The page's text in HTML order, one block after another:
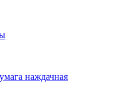
наждачная